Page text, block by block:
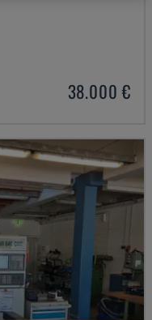
38.000 €